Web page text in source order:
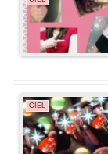
CIEL